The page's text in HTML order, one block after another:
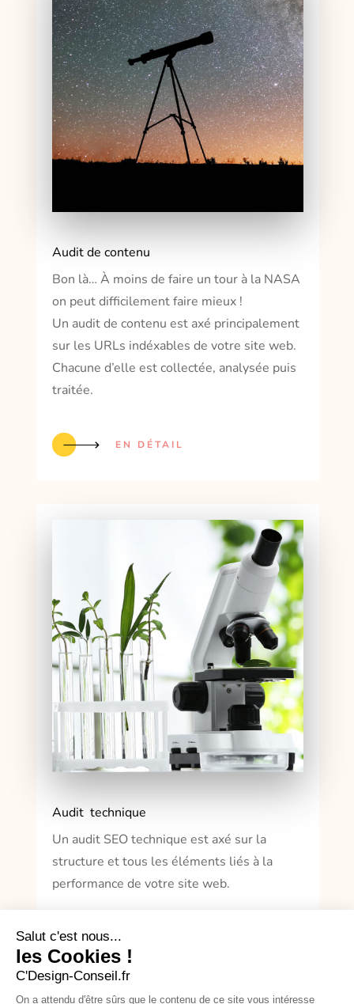
Audit de contenu
Bon là… À moins de faire un tour à la NASA
on peut difficilement faire mieux !
Un audit de contenu est axé principalement
sur les URLs indéxables de votre site web.
Chacune d’elle est collectée, analysée puis
traitée.
EN DÉTAIL
Audit technique
Un audit SEO technique est axé sur la
structure et tous les éléments liés à la
performance de votre site web.
EN DÉTAIL
Salut c'est nous...
les Cookies !
C'Design-Conseil.fr
On a attendu d'être sûrs que le contenu de ce site vous intéresse